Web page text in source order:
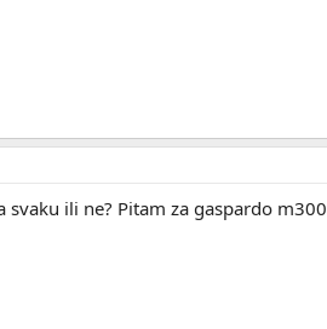
ili ne? Pitam za gaspardo m300